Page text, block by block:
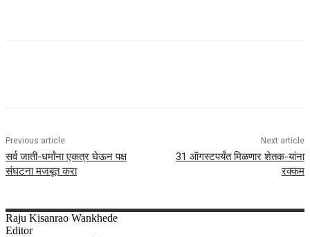
Previous article
सर्व जाती-धर्मांना एकत्र घेऊन पक्ष
संघटना मजबूत करा
Next article
31 ऑगस्टपर्यंत मिळणार शेतक-यांना
रक्कम
Raju Kisanrao Wankhede
Editor